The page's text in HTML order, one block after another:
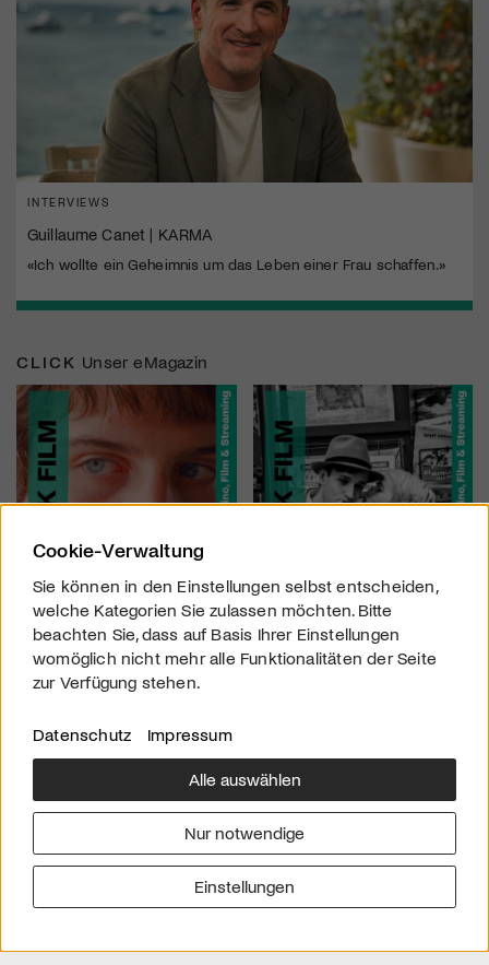
INTERVIEWS
Guillaume Canet | KARMA
«Ich wollte ein Geheimnis um das Leben einer Frau schaffen.»
CLICK Unser eMagazin
Über uns
Downloads
Werben
Impressum
Cookie-Verwaltung
Sie können in den Einstellungen selbst entscheiden,
welche Kategorien Sie zulassen möchten. Bitte
beachten Sie, dass auf Basis Ihrer Einstellungen
womöglich nicht mehr alle Funktionalitäten der Seite
zur Verfügung stehen.
Datenschutz Impressum
Alle auswählen
Nur notwendige
Einstellungen